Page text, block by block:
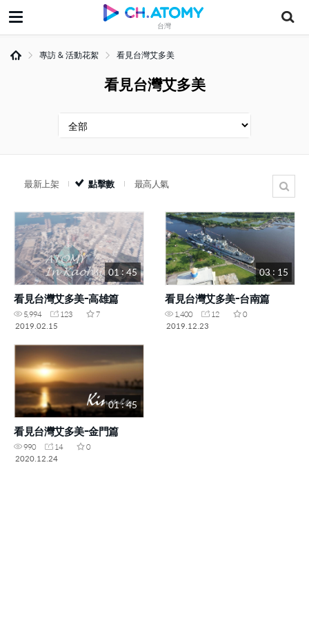
台灣
專訪 & 活動花絮 看見台灣艾多美
看見台灣艾多美
最新上架 點擊數 最高人氣
01 : 45
看見台灣艾多美-高雄篇
5,994 123
7
2019.02.15
03 : 15
看見台灣艾多美-台南篇
1,400 12
0
2019.12.23
01 : 45
看見台灣艾多美-金門篇
990 14
0
2020.12.24